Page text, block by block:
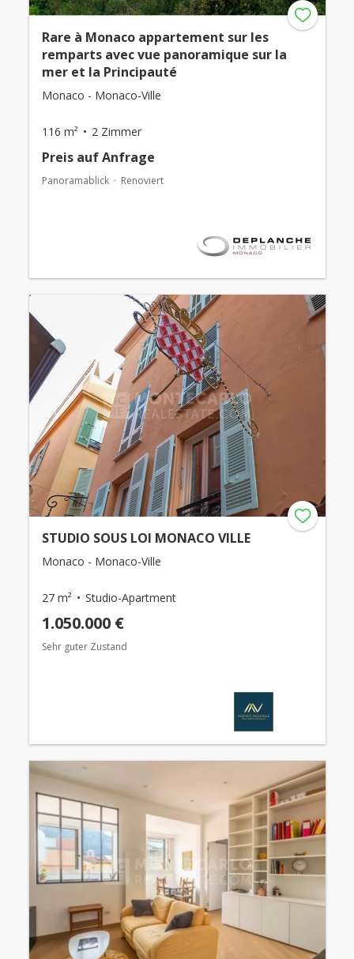
Rare à Monaco appartement sur les
remparts avec vue panoramique sur la
mer et la Principauté
Monaco - Monaco-Ville
116 m² 2 Zimmer
Preis auf Anfrage
Panoramablick Renoviert
STUDIO SOUS LOI MONACO VILLE
Monaco - Monaco-Ville
27 m² Studio-Apartment
1.050.000 €
Sehr guter Zustand